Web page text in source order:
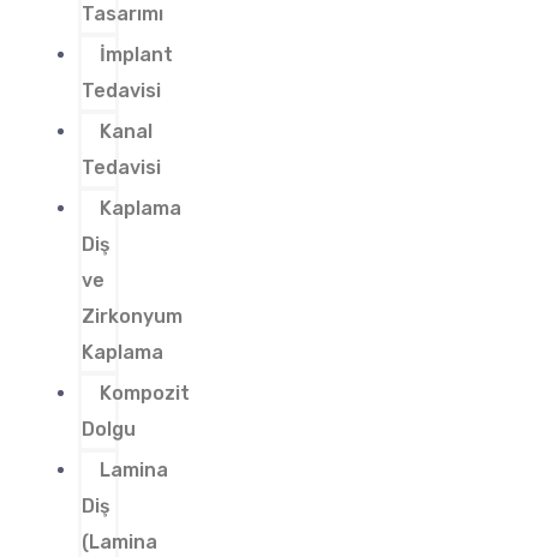
Tasarımı
İmplant
Tedavisi
Kanal
Tedavisi
Kaplama
Diş
ve
Zirkonyum
Kaplama
Kompozit
Dolgu
Lamina
Diş
(Lamina